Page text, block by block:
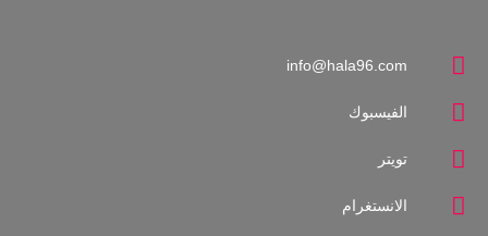
info@hala96.com
الفيسبوك
تويتر
الانستغرام